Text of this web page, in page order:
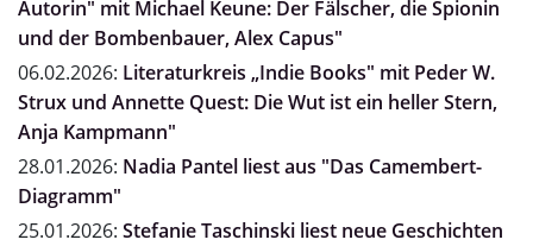
Autorin" mit Michael Keune: Der Fälscher, die Spionin
und der Bombenbauer, Alex Capus"
06.02.2026: Literaturkreis „Indie Books" mit Peder W.
Strux und Annette Quest: Die Wut ist ein heller Stern,
Anja Kampmann"
28.01.2026: Nadia Pantel liest aus "Das Camembert-
Diagramm"
25.01.2026: Stefanie Taschinski liest neue Geschichten